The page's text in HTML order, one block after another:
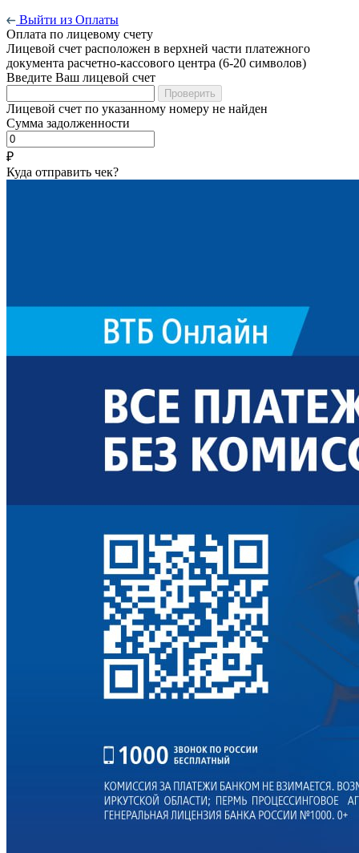
Выйти из Оплаты
Оплата по лицевому счету
Лицевой счет расположен в верхней части платежного
документа расчетно-кассового центра (6-20 символов)
Введите Ваш лицевой счет
Проверить
Лицевой счет по указанному номеру не найден
Сумма задолженности
₽
Куда отправить чек?